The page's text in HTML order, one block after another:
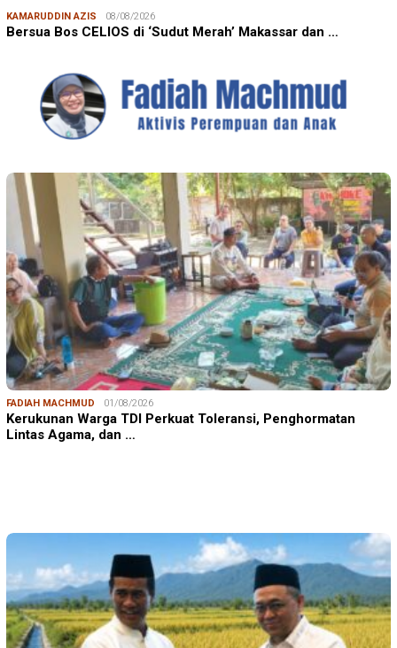
KAMARUDDIN AZIS 08/08/2026
Bersua Bos CELIOS di ‘Sudut Merah’ Makassar dan …
FADIAH MACHMUD 01/08/2026
Kerukunan Warga TDI Perkuat Toleransi, Penghormatan
Lintas Agama, dan …